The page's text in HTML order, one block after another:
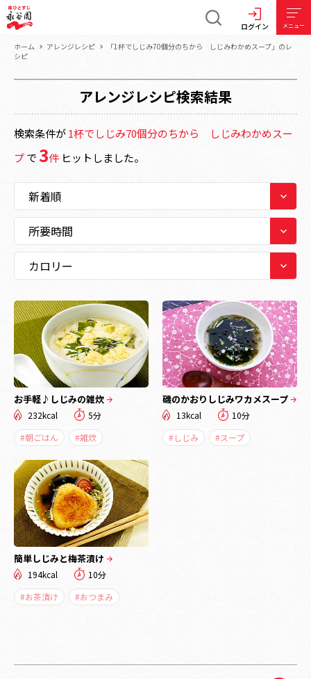
ログイン メニュー
ホーム アレンジレシピ
「1杯でしじみ70個分のちから しじみわかめスープ」のレ
シピ
アレンジレシピ検索結果
検索条件が1杯でしじみ70個分のちから しじみわかめスー
プで 3件 ヒットしました。
お手軽♪しじみの雑炊
232kcal
5分
#朝ごはん
#雑炊
磯のかおりしじみワカメスープ
13kcal
10分
#しじみ
#スープ
簡単しじみと梅茶漬け
194kcal
10分
#お茶漬け
#おつまみ